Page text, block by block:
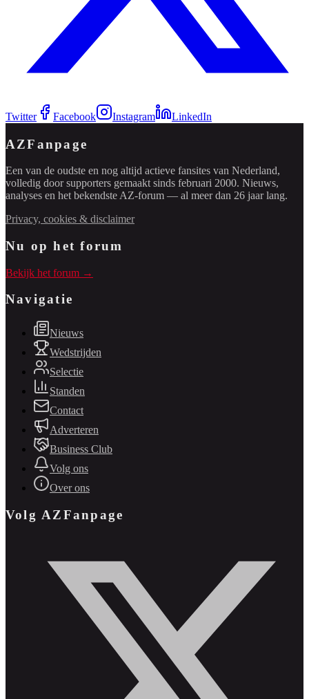
Twitter Facebook Instagram LinkedIn
AZFanpage
Een van de oudste en nog altijd actieve fansites van Nederland,
volledig door supporters gemaakt sinds februari 2000. Nieuws,
analyses en het bekendste AZ-forum — al meer dan 26 jaar lang.
Privacy, cookies & disclaimer
Nu op het forum
Bekijk het forum →
Navigatie
Nieuws
Wedstrijden
Selectie
Standen
Contact
Adverteren
Business Club
Volg ons
Over ons
Volg AZFanpage